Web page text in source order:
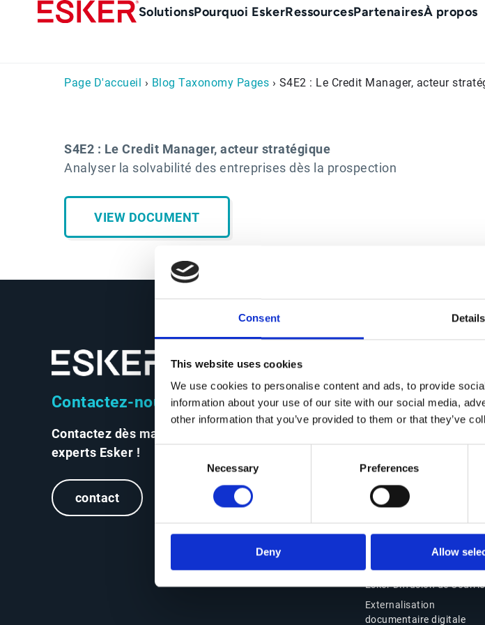
Consent Details
This website uses cookies
We use cookies to personalise content and ads, to provide
information about your use of our site with our social media,
other information that you’ve provided to them or that they’ve
Necessary Preferences
Deny Allow
Main
SolutionsPourquoi EskerRessourcesPartenairesÀ propos
Page D'accueil › Blog Taxonomy Pages › S4E2 : Le Credit Manager, acteur
S4E2 : Le Credit Manager, acteur stratégique
Analyser la solvabilité des entreprises dès la prospection
VIEW DOCUMENT
Contactez-nous
Contactez dès maintenant les
experts Esker !
contact
Contact
Nos bureaux
Partenaires
Demand
Pourquoi choisir Esker
Produits
Esker Diffusion de
Externalisation
documentaire digitale